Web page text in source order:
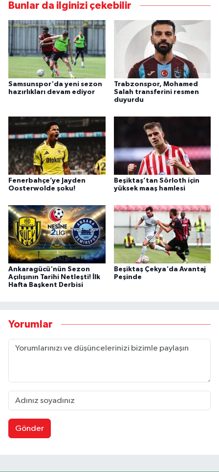
Bunlar da ilginizi çekebilir
Samsunspor'da yeni sezon
hazırlıkları devam ediyor
Trabzonspor, Mohamed
Salah transferini resmen
duyurdu
Fenerbahçe’ye Jayden
Oosterwolde şoku!
Beşiktaş’tan Sörloth için
yüksek maaş hamlesi
Ankaragücü'nün Sezon
Açılışının Tarihi Netleşti! İlk
Hafta Başkent Derbisi
Beşiktaş Çekya'da Avantaj
Peşinde
Yorumlar
Gönder